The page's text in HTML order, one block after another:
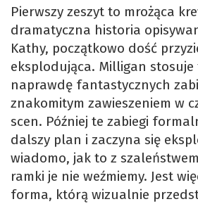
Pierwszy zeszyt to mrożąca
dramatyczna historia
Kathy, początkowo dość
eksplodująca. Milligan
naprawdę fantastycznych
znakomitym zawieszeniem w
scen. Później te zabiegi
dalszy plan i zaczyna się
wiadomo, jak to z
ramki je nie weźmiemy. Jest
forma, którą wizualnie